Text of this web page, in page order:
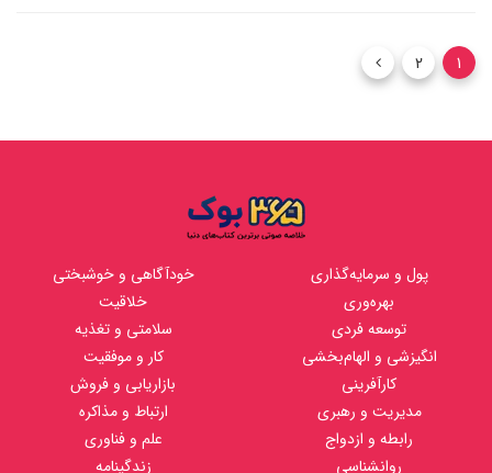
1
2
پول و سرمایه‌گذاری
خودآگاهی و خوشبختی
بهره‌وری
خلاقیت
توسعه فردی
سلامتی و تغذیه
انگیزشی و الهام‌بخشی
کار و موفقیت
کارآفرینی
بازاریابی و فروش
مدیریت و رهبری
ارتباط و مذاکره
رابطه و ازدواج
علم و فناوری
روانشناسی
زندگینامه